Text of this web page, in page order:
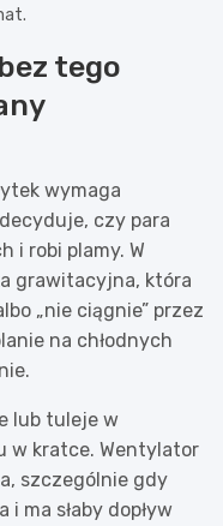
tego
wymaga
czy para
i robi plamy. W
grawitacyjna, która
„nie ciągnie” przez
na chłodnych
lub tuleje w
w kratce. Wentylator
szczególnie gdy
ma słaby dopływ